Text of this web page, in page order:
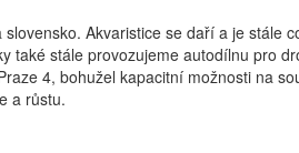
Akvaristice se daří a je stále
také stále provozujeme autodílnu pro
4, bohužel kapacitní možnosti na
a růstu.